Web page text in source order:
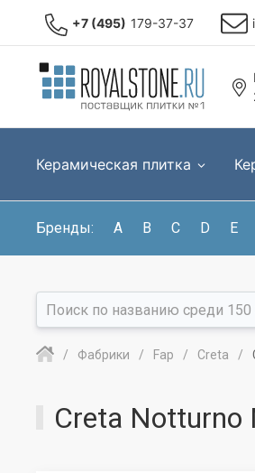
+7 (495) 179-37-37
Керамическая плитка
Бренды: A B C D E
Фабрики Fap Creta
Creta